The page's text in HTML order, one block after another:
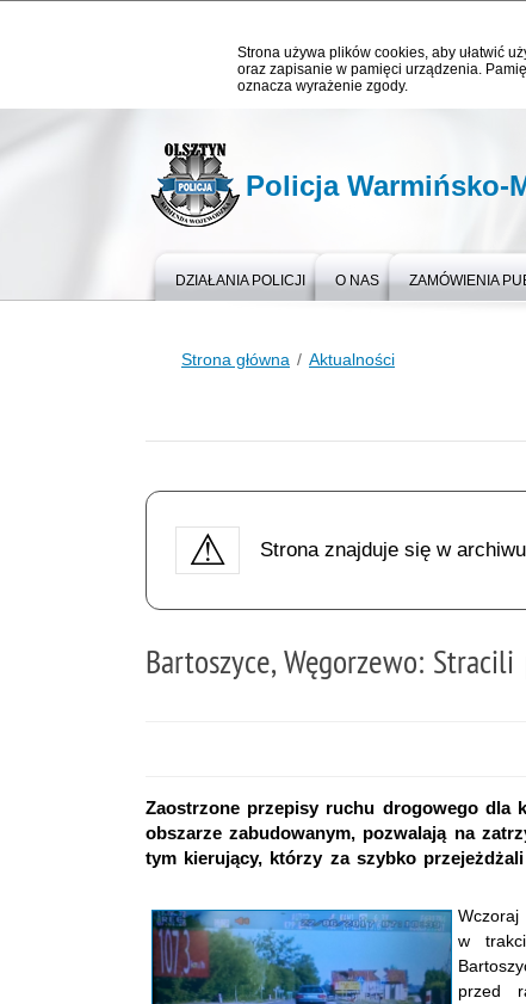
Strona używa plików cookies, aby ułatwić
oraz zapisanie w pamięci urządzenia.
oznacza wyrażenie zgody.
Policja Warmińsko-
DZIAŁANIA POLICJI O NAS ZAMÓWIENIA
Strona główna Aktualności
Strona znajduje się w
Bartoszyce, Węgorzewo:
Zaostrzone przepisy ruchu drogowego dla
obszarze zabudowanym, pozwalają na
tym kierujący, którzy za szybko
w
przed